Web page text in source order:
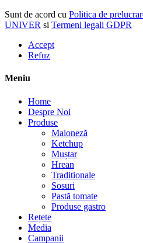
Sunt de acord cu Politica de
UNIVER si Termeni legali GDPR
Accept
Refuz
Meniu
Home
Despre Noi
Produse
Maioneză
Ketchup
Muștar
Hrean
Traditionale
Sosuri
Pastă tomate
Produse gastro
Rețete
Media
Campanii